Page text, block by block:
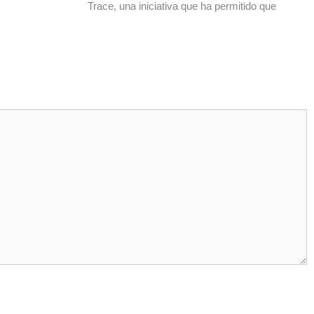
Trace, una iniciativa que ha permitido que